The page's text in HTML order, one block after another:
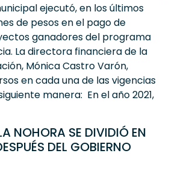
ejecutó, en los últimos
de pesos en el pago de
ganadores del programa
La directora financiera de la
Mónica Castro Varón,
en cada una de las vigencias
manera: En el año 2021,
NOHORA SE DIVIDIÓ EN
DEL GOBIERNO